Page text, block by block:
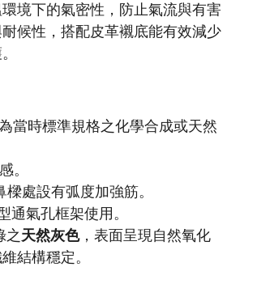
境下的氣密性，防止氣流與有害
候性，搭配皮革襯底能有效減少
當時標準規格之化學合成或天然
。
樑處設有弧度加強筋。
通氣孔框架使用。
之天然灰色，表面呈現自然氧化
結構穩定。